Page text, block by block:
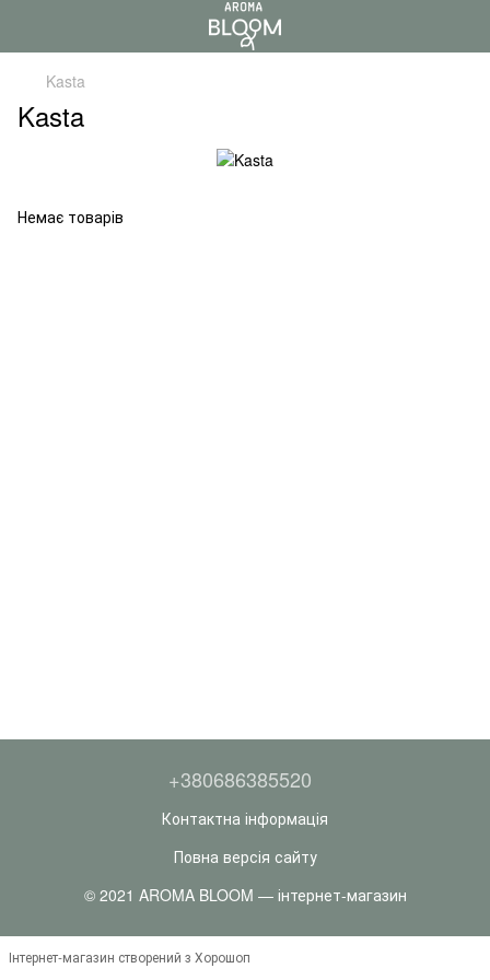
Kasta
Kasta
Немає товарів
+380686385520
Контактна інформація
Повна версія сайту
© 2021 AROMA BLOOM — інтернет-магазин
Інтернет-магазин створений з Хорошоп